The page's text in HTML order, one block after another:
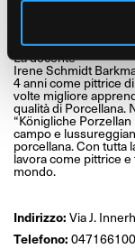
18.00-21.00
La docente
Irene Schmidt
4 anni come pittrice
volte migliore
qualità di Porcellana.
“Königliche
campo e
porcellana. Con tutta
lavora come pittrice
mondo.
Indirizzo: Via J.
Telefono: